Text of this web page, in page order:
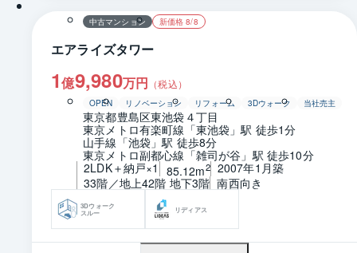
中古マンション 新価格 8/8
エアライズタワー
1億9,980万円 （税込）
OPEN リノベーション リフォーム 3Dウォーク 当社売主
東京都豊島区東池袋４丁目
東京メトロ有楽町線「東池袋」駅 徒歩1分
山手線「池袋」駅 徒歩8分
東京メトロ副都心線「雑司が谷」駅 徒歩10分
2LDK＋納戸×1
85.12m2 2007年1月築
33階／地上42階 地下3階 南西向き
3Dウォーク
スルー
リディアス